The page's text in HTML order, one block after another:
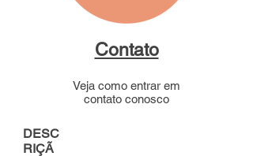
Contato
Veja como entrar em
contato conosco
DESC
RIÇÃ